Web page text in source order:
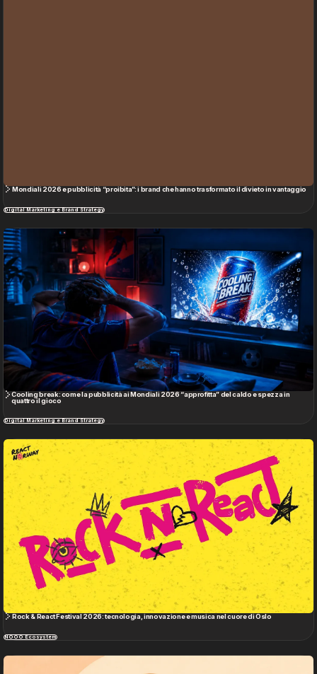
Mondiali 2026 e pubblicità “proibita”: i brand che hanno trasformato il divieto in vantaggio
Digital Marketing e Brand Strategy
Cooling break: come la pubblicità ai Mondiali 2026 “approfitta” del caldo e spezza in
quattro il gioco
Digital Marketing e Brand Strategy
Rock & React Festival 2026: tecnologia, innovazione e musica nel cuore di Oslo
NOOO Ecosystem